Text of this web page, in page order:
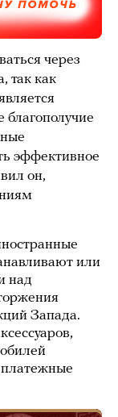
ПОМОЧЬ
через
так как
благополучие
эффективное
он,
или
над
Запада.
платежные